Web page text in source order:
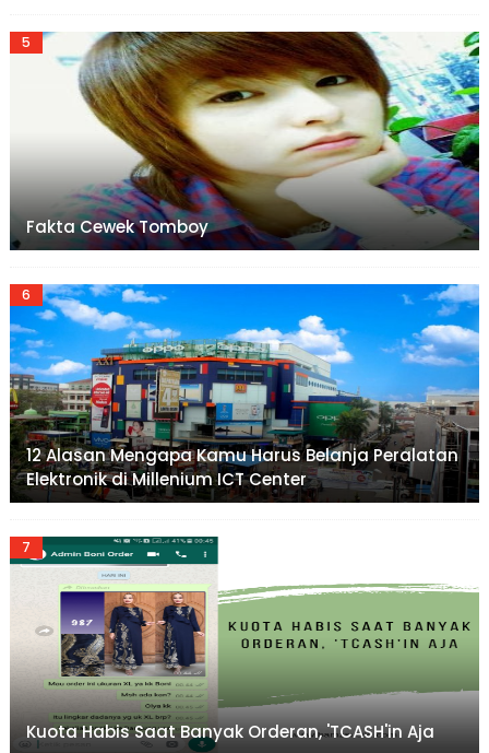
Fakta Cewek Tomboy
12 Alasan Mengapa Kamu Harus Belanja Peralatan
Elektronik di Millenium ICT Center
Kuota Habis Saat Banyak Orderan, 'TCASH'in Aja